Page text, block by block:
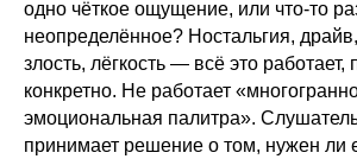
одно чёткое ощущение, или что-то
неопределённое? Ностальгия,
злость, лёгкость — всё это работает,
конкретно. Не работает
эмоциональная палитра».
принимает решение о том, нужен ли